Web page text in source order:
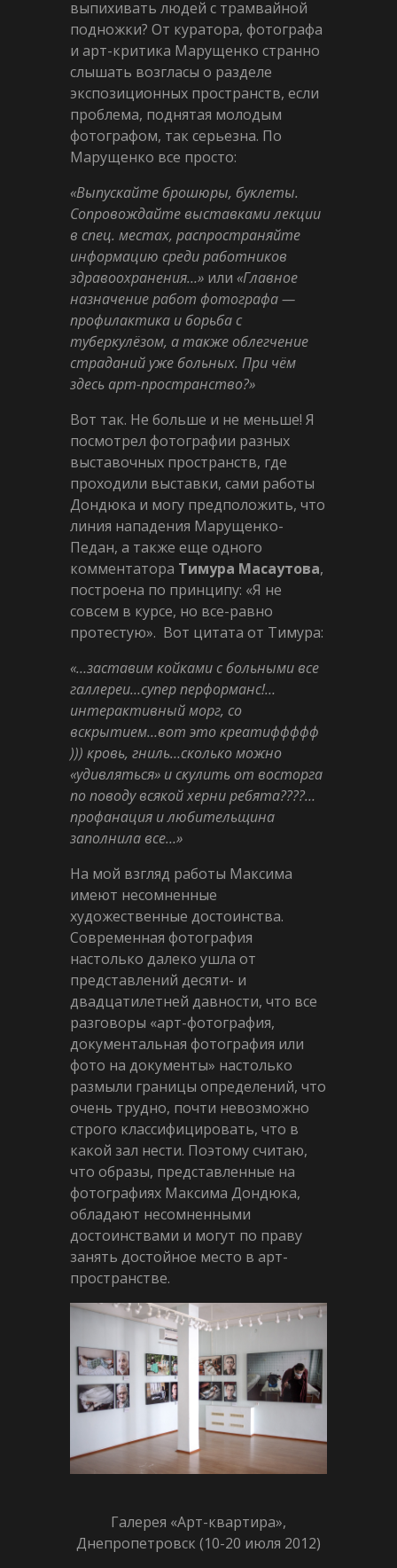
выпихивать людей с трамвайной
подножки? От куратора, фотографа
и арт-критика Марущенко странно
слышать возгласы о разделе
экспозиционных пространств, если
проблема, поднятая молодым
фотографом, так серьезна. По
Марущенко все просто:
«Выпускайте брошюры, буклеты.
Сопровождайте выставками лекции
в спец. местах, распространяйте
информацию среди работников
здравоохранения…» или «Главное
назначение работ фотографа —
профилактика и борьба с
туберкулёзом, а также облегчение
страданий уже больных. При чём
здесь арт-пространство?»
Вот так. Не больше и не меньше! Я
посмотрел фотографии разных
выставочных пространств, где
проходили выставки, сами работы
Дондюка и могу предположить, что
линия нападения Марущенко-
Педан, а также еще одного
комментатора Тимура Масаутова,
построена по принципу: «Я не
совсем в курсе, но все-равно
протестую». Вот цитата от Тимура:
«‎…заставим койками с больными все
галлереи…супер перформанс!…
интерактивный морг, со
вскрытием…вот это креатиффффф
))) кровь, гниль…сколько можно
«удивляться» и скулить от восторга
по поводу всякой херни ребята????…
профанация и любительщина
заполнила все…»
На мой взгляд работы Максима
имеют несомненные
художественные достоинства.
Современная фотография
настолько далеко ушла от
представлений десяти- и
двадцатилетней давности, что все
разговоры «арт-фотография,
документальная фотография или
фото на документы» настолько
размыли границы определений, что
очень трудно, почти невозможно
строго классифицировать, что в
какой зал нести. Поэтому считаю,
что образы, представленные на
фотографиях Максима Дондюка,
обладают несомненными
достоинствами и могут по праву
занять достойное место в арт-
пространстве.
Галерея «Арт-квартира»,
Днепропетровск (10-20 июля 2012)